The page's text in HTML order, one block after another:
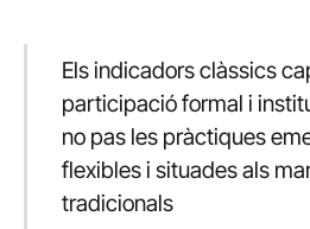
Els indicadors clàssics
participació formal i
no pas les pràctiques
flexibles i situades als
tradicionals